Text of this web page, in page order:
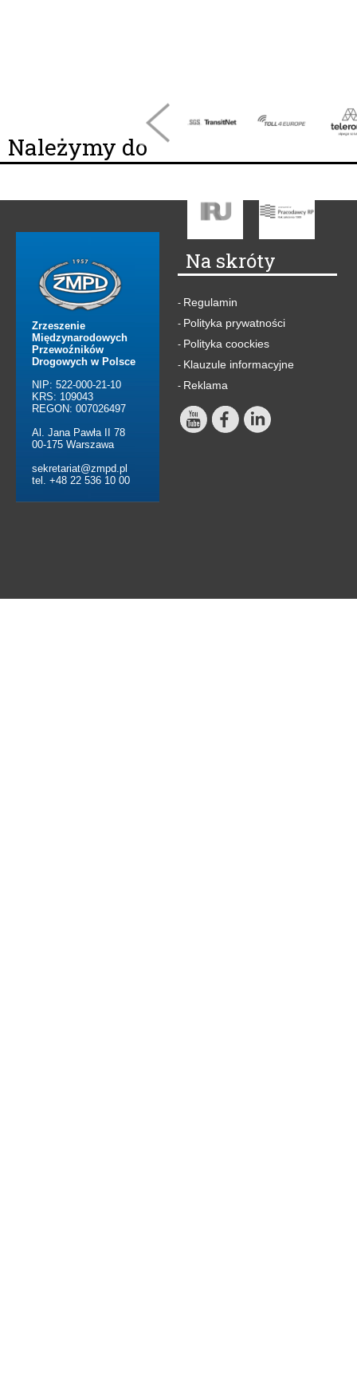
Należymy do
Zrzeszenie
Międzynarodowych
Przewoźników
Drogowych w Polsce
NIP: 522-000-21-10
KRS: 109043
REGON: 007026497
Al. Jana Pawła II 78
00-175 Warszawa
sekretariat@zmpd.pl
tel. +48 22 536 10 00
Na skróty
- Regulamin
- Polityka prywatności
- Polityka coockies
- Klauzule informacyjne
- Reklama